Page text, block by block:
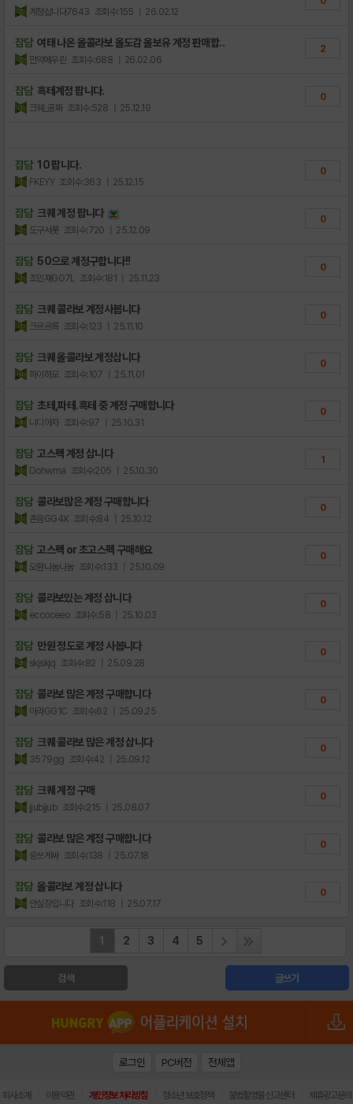
계정삽니다7643 조회수:155 | 26.02.12
잡담 여태 나온 올콜라보 올도감 올보유 계정 판매합..
만약에우린 조회수:688 | 26.02.06
2
잡담 흑테계정 팝니다.
크퀘_공짜 조회수:528 | 25.12.19
0
잡담 10 팝니다.
FKEYY 조회수:363 | 25.12.15
0
잡담 크퀘 계정 팝니다
도구서폿 조회수:720 | 25.12.09
0
잡담 50으로 계정구합니다!!
조민재GG7L 조회수:181 | 25.11.23
0
잡담 크퀘 콜라보 계정사봅니다
크르르륵 조회수:123 | 25.11.10
0
잡담 크퀘 올콜라보 계정삽니다
하이하모 조회수:107 | 25.11.01
0
잡담 초테,파테.흑테 중 계정 구매합니다
니디아자 조회수:97 | 25.10.31
0
잡담 고스펙 계정 삽니다
Dohwma 조회수:205 | 25.10.30
1
잡담 콜라보많은 계정 구매합니다
촌음GG4X 조회수:84 | 25.10.12
0
잡담 고스펙 or 초고스펙 구매해요
오환나눔나눔 조회수:133 | 25.10.09
0
잡담 콜라보있는 계정 삽니다
eccoceeo 조회수:58 | 25.10.03
0
잡담 만원 정도로 계정 사봅니다
skjskjq 조회수:82 | 25.09.28
0
잡담 콜라보 많은 계정 구매합니다
아라GG1C 조회수:62 | 25.09.25
0
잡담 크퀘 콜라보 많은 계정 삽니다
3579gg 조회수:42 | 25.09.12
0
잡담 크퀘 계정 구매
jjubjjub 조회수:215 | 25.08.07
0
잡담 콜라보 많은 계정 구매합니다
응쓰게싸 조회수:138 | 25.07.18
0
잡담 올콜라보 계정 삽니다
안실장입니다 조회수:118 | 25.07.17
0
1 2 3 4 5
검색 글쓰기
로그인 PC버전 전체앱
회사소개 이용약관 개인정보 처리방침 청소년 보호정책 불법촬영물 신고센터 제휴광고문의